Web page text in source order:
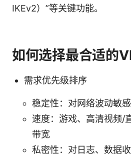
IKEv2）”等关键功能。
如何选择最合适的
需求优先级排序
稳定性：对网络波动敏
速度：游戏、高清视频/
带宽
私密性：对日志、数据